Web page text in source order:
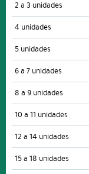
2 a 3 unidades
4 unidades
5 unidades
6 a 7 unidades
8 a 9 unidades
10 a 11 unidades
12 a 14 unidades
15 a 18 unidades